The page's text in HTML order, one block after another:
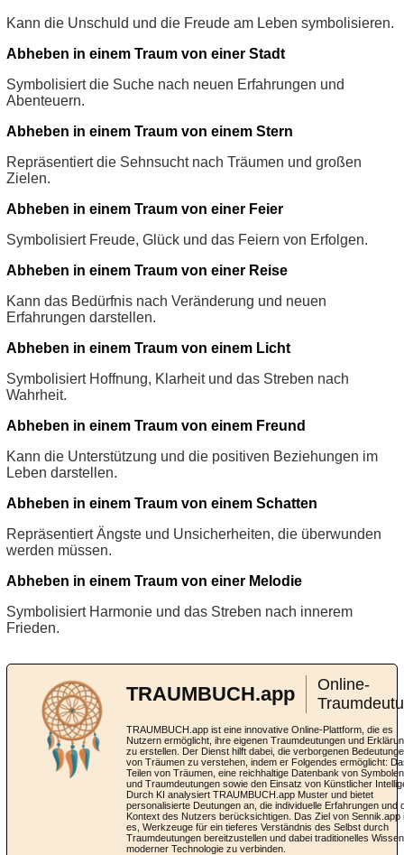
Kann die Unschuld und die Freude am Leben symbolisieren.
Abheben in einem Traum von einer Stadt
Symbolisiert die Suche nach neuen Erfahrungen und
Abenteuern.
Abheben in einem Traum von einem Stern
Repräsentiert die Sehnsucht nach Träumen und großen
Zielen.
Abheben in einem Traum von einer Feier
Symbolisiert Freude, Glück und das Feiern von Erfolgen.
Abheben in einem Traum von einer Reise
Kann das Bedürfnis nach Veränderung und neuen
Erfahrungen darstellen.
Abheben in einem Traum von einem Licht
Symbolisiert Hoffnung, Klarheit und das Streben nach
Wahrheit.
Abheben in einem Traum von einem Freund
Kann die Unterstützung und die positiven Beziehungen im
Leben darstellen.
Abheben in einem Traum von einem Schatten
Repräsentiert Ängste und Unsicherheiten, die überwunden
werden müssen.
Abheben in einem Traum von einer Melodie
Symbolisiert Harmonie und das Streben nach innerem
Frieden.
TRAUMBUCH.app
Online-
TRAUMBUCH.app ist eine innovative Online-Plattform, die es
Nutzern ermöglicht, ihre eigenen Traumdeutungen und
zu erstellen. Der Dienst hilft dabei, die verborgenen
von Träumen zu verstehen, indem er Folgendes ermöglicht:
Teilen von Träumen, eine reichhaltige Datenbank von Symbolen
und Traumdeutungen sowie den Einsatz von Künstlicher
Durch KI analysiert TRAUMBUCH.app Muster und bietet
personalisierte Deutungen an, die individuelle Erfahrungen und
Kontext des Nutzers berücksichtigen. Das Ziel von Sennik.app
es, Werkzeuge für ein tieferes Verständnis des Selbst durch
Traumdeutungen bereitzustellen und dabei traditionelles
moderner Technologie zu verbinden.